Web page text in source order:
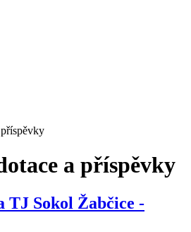
a příspěvky
TJ Sokol Žabčice -